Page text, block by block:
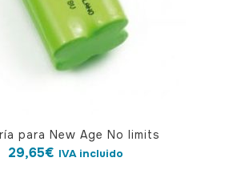
para New Age No limits
29,65€ IVA incluido